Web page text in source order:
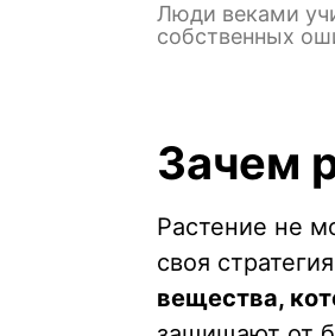
Люди веками
собственных
Зачем
Растение не
своя
вещества,